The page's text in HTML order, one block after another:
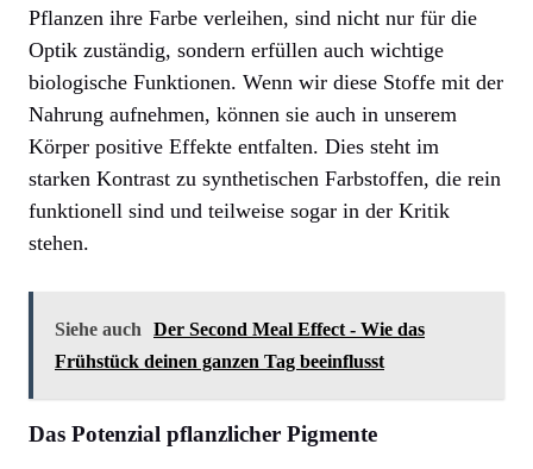
Pflanzen ihre Farbe verleihen, sind nicht nur für die
Optik zuständig, sondern erfüllen auch wichtige
biologische Funktionen. Wenn wir diese Stoffe mit der
Nahrung aufnehmen, können sie auch in unserem
Körper positive Effekte entfalten. Dies steht im
starken Kontrast zu synthetischen Farbstoffen, die rein
funktionell sind und teilweise sogar in der Kritik
stehen.
Siehe auch
Der Second Meal Effect - Wie das
Frühstück deinen ganzen Tag beeinflusst
Das Potenzial pflanzlicher Pigmente